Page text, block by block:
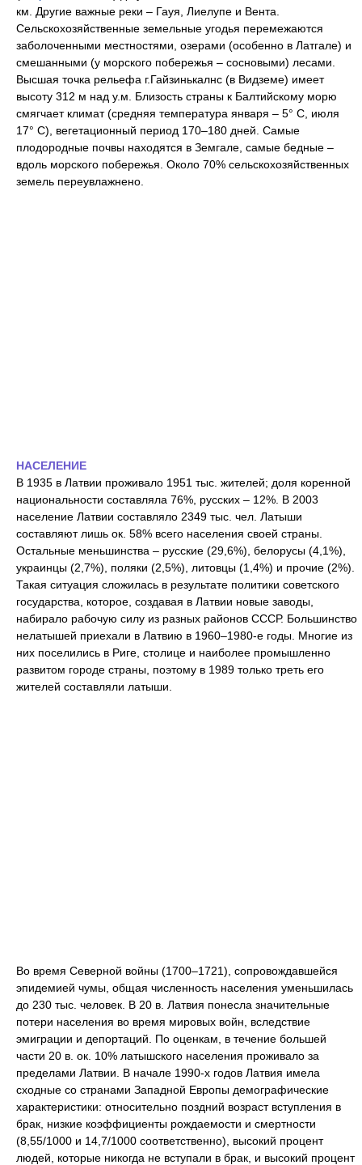
км. Другие важные реки – Гауя, Лиелупе и Вента.
Сельскохозяйственные земельные угодья перемежаются
заболоченными местностями, озерами (особенно в Латгале) и
смешанными (у морского побережья – сосновыми) лесами.
Высшая точка рельефа г.Гайзинькалнс (в Видземе) имеет
высоту 312 м над у.м. Близость страны к Балтийскому морю
смягчает климат (средняя температура января – 5° C, июля
17° C), вегетационный период 170–180 дней. Самые
плодородные почвы находятся в Земгале, самые бедные –
вдоль морского побережья. Около 70% сельскохозяйственных
земель переувлажнено.
НАСЕЛЕНИЕ
В 1935 в Латвии проживало 1951 тыс. жителей; доля коренной
национальности составляла 76%, русских – 12%. В 2003
население Латвии составляло 2349 тыс. чел. Латыши
составляют лишь ок. 58% всего населения своей страны.
Остальные меньшинства – русские (29,6%), белорусы (4,1%),
украинцы (2,7%), поляки (2,5%), литовцы (1,4%) и прочие (2%).
Такая ситуация сложилась в результате политики советского
государства, которое, создавая в Латвии новые заводы,
набирало рабочую силу из разных районов СССР. Большинство
нелатышей приехали в Латвию в 1960–1980-е годы. Многие из
них поселились в Риге, столице и наиболее промышленно
развитом городе страны, поэтому в 1989 только треть его
жителей составляли латыши.
Во время Северной войны (1700–1721), сопровождавшейся
эпидемией чумы, общая численность населения уменьшилась
до 230 тыс. человек. В 20 в. Латвия понесла значительные
потери населения во время мировых войн, вследствие
эмиграции и депортаций. По оценкам, в течение большей
части 20 в. ок. 10% латышского населения проживало за
пределами Латвии. В начале 1990-х годов Латвия имела
сходные со странами Западной Европы демографические
характеристики: относительно поздний возраст вступления в
брак, низкие коэффициенты рождаемости и смертности
(8,55/1000 и 14,7/1000 соответственно), высокий процент
людей, которые никогда не вступали в брак, и высокий процент